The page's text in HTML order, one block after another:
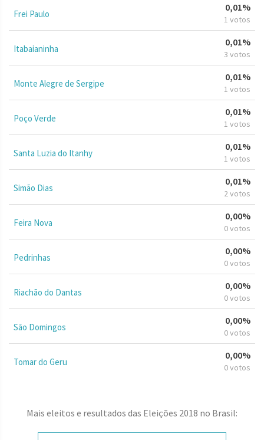
Frei Paulo
0,01%
1 votos
Itabaianinha
0,01%
3 votos
Monte Alegre de Sergipe
0,01%
1 votos
Poço Verde
0,01%
1 votos
Santa Luzia do Itanhy
0,01%
1 votos
Simão Dias
0,01%
2 votos
Feira Nova
0,00%
0 votos
Pedrinhas
0,00%
0 votos
Riachão do Dantas
0,00%
0 votos
São Domingos
0,00%
0 votos
Tomar do Geru
0,00%
0 votos
Mais eleitos e resultados das Eleições 2018 no Brasil: